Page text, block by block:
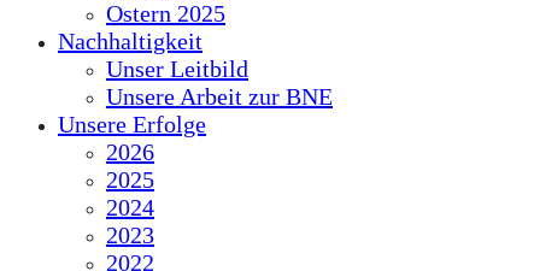
Ostern 2025
Nachhaltigkeit
Unser Leitbild
Unsere Arbeit zur BNE
Unsere Erfolge
2026
2025
2024
2023
2022